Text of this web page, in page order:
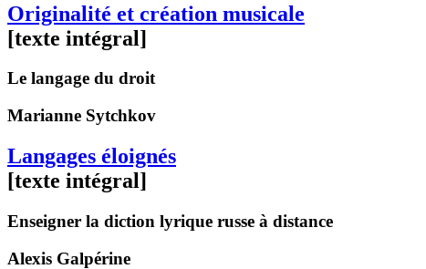
Originalité et création musicale
[texte intégral]
Le langage du droit
Marianne Sytchkov
Langages éloignés
[texte intégral]
Enseigner la diction lyrique russe à distance
Alexis Galpérine